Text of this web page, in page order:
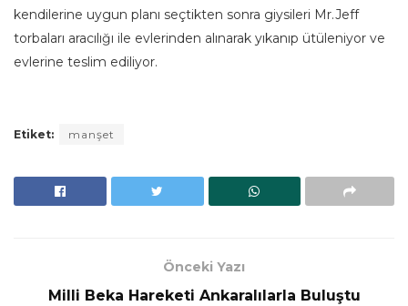
kendilerine uygun planı seçtikten sonra giysileri Mr.Jeff
torbaları aracılığı ile evlerinden alınarak yıkanıp ütüleniyor ve
evlerine teslim ediliyor.
Etiket: manşet
Önceki Yazı
Milli Beka Hareketi Ankaralılarla Buluştu